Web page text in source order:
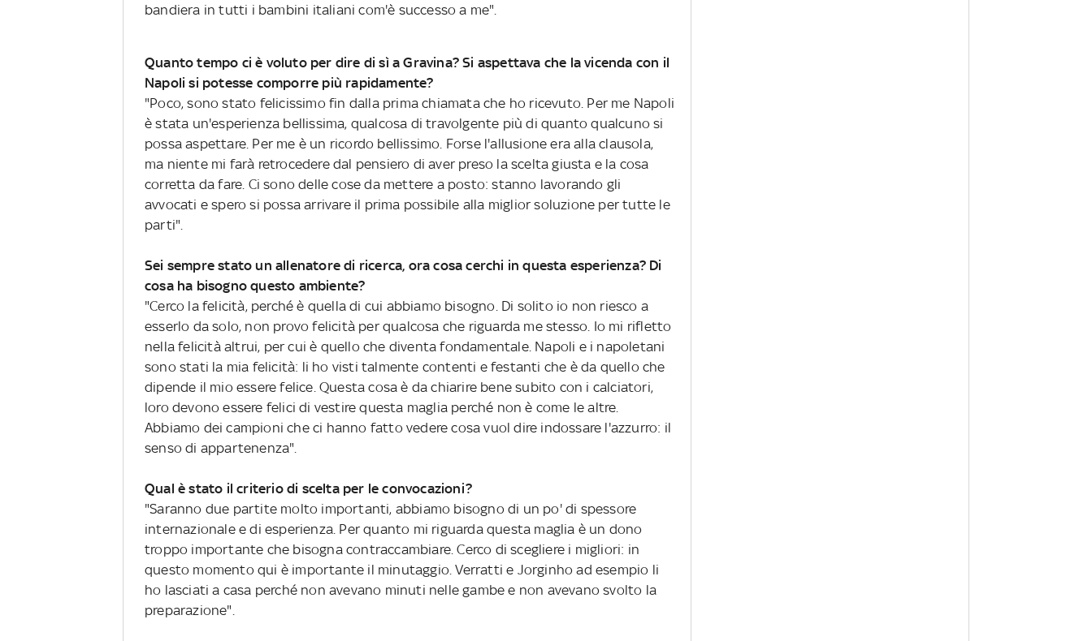
bandiera in tutti i bambini italiani com'è successo a me".
Quanto tempo ci è voluto per dire di sì a Gravina? Si aspettava che la vicenda con il
Napoli si potesse comporre più rapidamente?
"Poco, sono stato felicissimo fin dalla prima chiamata che ho ricevuto. Per me Napoli
è stata un'esperienza bellissima, qualcosa di travolgente più di quanto qualcuno si
possa aspettare. Per me è un ricordo bellissimo. Forse l'allusione era alla clausola,
ma niente mi farà retrocedere dal pensiero di aver preso la scelta giusta e la cosa
corretta da fare. Ci sono delle cose da mettere a posto: stanno lavorando gli
avvocati e spero si possa arrivare il prima possibile alla miglior soluzione per tutte le
parti".
Sei sempre stato un allenatore di ricerca, ora cosa cerchi in questa esperienza? Di
cosa ha bisogno questo ambiente?
"Cerco la felicità, perché è quella di cui abbiamo bisogno. Di solito io non riesco a
esserlo da solo, non provo felicità per qualcosa che riguarda me stesso. Io mi rifletto
nella felicità altrui, per cui è quello che diventa fondamentale. Napoli e i napoletani
sono stati la mia felicità: li ho visti talmente contenti e festanti che è da quello che
dipende il mio essere felice. Questa cosa è da chiarire bene subito con i calciatori,
loro devono essere felici di vestire questa maglia perché non è come le altre.
Abbiamo dei campioni che ci hanno fatto vedere cosa vuol dire indossare l'azzurro: il
senso di appartenenza".
Qual è stato il criterio di scelta per le convocazioni?
"Saranno due partite molto importanti, abbiamo bisogno di un po' di spessore
internazionale e di esperienza. Per quanto mi riguarda questa maglia è un dono
troppo importante che bisogna contraccambiare. Cerco di scegliere i migliori: in
questo momento qui è importante il minutaggio. Verratti e Jorginho ad esempio li
ho lasciati a casa perché non avevano minuti nelle gambe e non avevano svolto la
preparazione".